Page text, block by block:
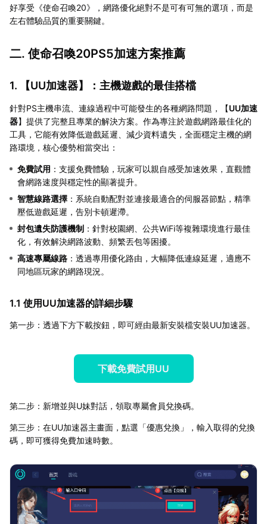
好享受《使命召喚20》，網路優化絕對不是可有可無的選項，而是
左右體驗品質的重要關鍵。
二. 使命召喚20PS5加速方案推薦
1. 【UU加速器】：主機遊戲的最佳搭檔
針對PS主機串流、連線過程中可能發生的各種網路問題，【UU加速
器】提供了完整且專業的解決方案。作為專注於遊戲網路最佳化的
工具，它能有效降低遊戲延遲、減少資料遺失，全面穩定主機的網
路環境，核心優勢相當突出：
免費試用 ：支援免費體驗，玩家可以親自感受加速效果，直觀體
會網路速度與穩定性的顯著提升。
智慧線路選擇 ：系統自動配對並連接最適合的伺服器節點，精準
壓低遊戲延遲，告別卡頓遲滯。
封包遺失防護機制 ：針對校園網、公共WiFi等複雜環境進行最佳
化，有效解決網路波動、頻繁丟包等困擾。
高速專屬線路 ：透過專用優化路由，大幅降低連線延遲，適應不
同地區玩家的網路現況。
1.1 使用UU加速器的詳細步驟
第一步：透過下方下載按鈕，即可經由最新安裝檔安裝UU加速器。
下載免費試用UU
第二步：新增並與U妹對話，領取專屬會員兌換碼。
第三步：在UU加速器主畫面，點選「優惠兌換」，輸入取得的兌換
碼，即可獲得免費加速時數。